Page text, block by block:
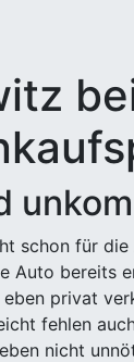
schon für
Auto bereits
privat
fehlen
nicht